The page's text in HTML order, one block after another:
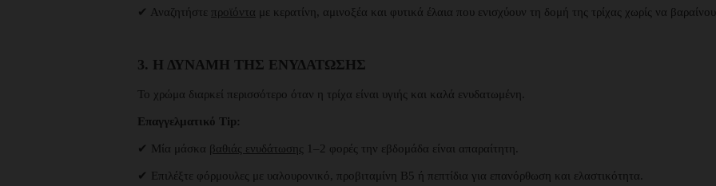
✔ Αναζητήστε προϊόντα με κερατίνη, αμινοξέα και φυτικά έλαια που ενισχύουν τη δομή της τρίχας χωρίς να
3. Η ΔΎΝΑΜΗ ΤΗΣ ΕΝΥΔΆΤΩΣΗΣ
Το χρώμα διαρκεί περισσότερο όταν η τρίχα είναι υγιής και καλά ενυδατωμένη.
Επαγγελματικό Tip:
✔ Μία μάσκα βαθιάς ενυδάτωσης 1–2 φορές την εβδομάδα είναι απαραίτητη.
✔ Επιλέξτε φόρμουλες με υαλουρονικό, προβιταμίνη Β5 ή πεπτίδια για επανόρθωση και ελαστικότητα.